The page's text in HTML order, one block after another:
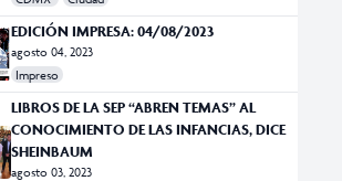
IMJUVE Y ONU LANZAN LA
CONVOCATORIA “RED JUVENIL POR LA
AGENDA 2030”
agosto 04, 2023
CDMX
Ciudad
EDICIÓN IMPRESA: 04/08/2023
agosto 04, 2023